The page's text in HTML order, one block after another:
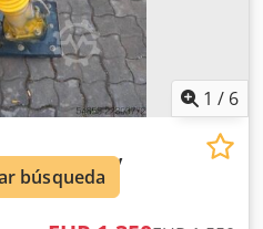
1 / 6
BT60 /
búsqueda